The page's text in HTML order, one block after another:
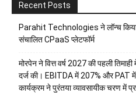
Recent Posts
Parahit Technologies ने लॉन्च
संचालित CPaaS प्लेटफॉर्म
मोरपेन ने वित्त वर्ष 2027 की पहली
दर्ज की। EBITDA में 207% और PAT
कार्यक्रम ने पुरंतया व्यावसायीक चरण में